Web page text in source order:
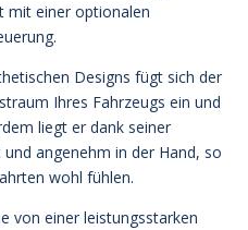
mit einer optionalen
Designs fügt sich der
Ihres Fahrzeugs ein und
liegt er dank seiner
angenehm in der Hand, so
wohl fühlen.
von einer leistungsstarken